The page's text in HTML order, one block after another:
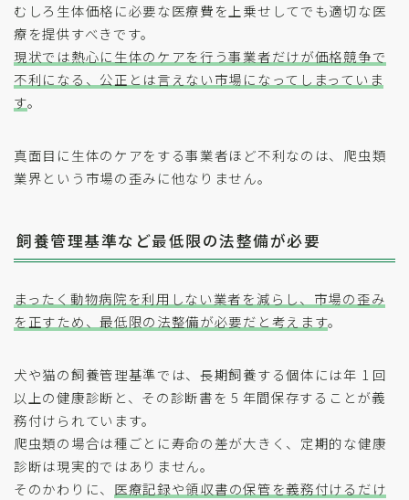
むしろ生体価格に必要な医療費を上乗せしてでも適切な医
療を提供すべきです。
現状では熱心に生体のケアを行う事業者だけが価格競争で
不利になる、公正とは言えない市場になってしまっていま
す。
真面目に生体のケアをする事業者ほど不利なのは、爬虫類
業界という市場の歪みに他なりません。
飼養管理基準など最低限の法整備が必要
まったく動物病院を利用しない業者を減らし、市場の歪み
を正すため、最低限の法整備が必要だと考えます。
犬や猫の飼養管理基準では、長期飼養する個体には年 1 回
以上の健康診断と、その診断書を 5 年間保存することが義
務付けられています。
爬虫類の場合は種ごとに寿命の差が大きく、定期的な健康
診断は現実的ではありません。
そのかわりに、 医療記録や領収書の保管を義務付けるだけ